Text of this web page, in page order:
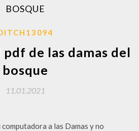
BOSQUE
de las damas del
bosque
11.01.2021
a las Damas y no